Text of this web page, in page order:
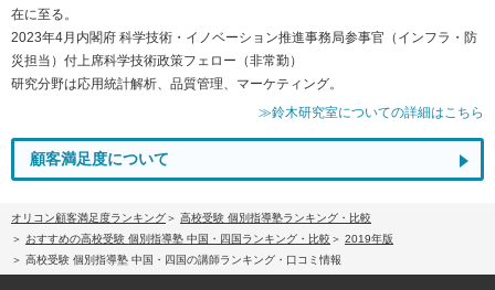
在に至る。
2023年4月内閣府 科学技術・イノベーション推進事務局参事官（インフラ・防
災担当）付上席科学技術政策フェロー（非常勤）
研究分野は応用統計解析、品質管理、マーケティング。
≫鈴木研究室についての詳細はこちら
顧客満足度について
オリコン顧客満足度ランキング
高校受験 個別指導塾ランキング・比較
おすすめの高校受験 個別指導塾 中国・四国ランキング・比較
2019年版
高校受験 個別指導塾 中国・四国の講師ランキング・口コミ情報